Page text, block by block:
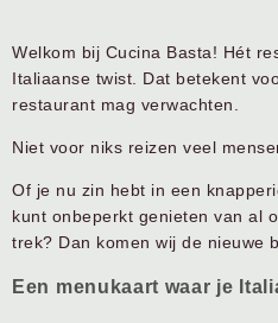
Welkom bij Cucina Basta! Hét
Italiaanse twist. Dat betekent
restaurant mag verwachten.
Niet voor niks reizen veel
Of je nu zin hebt in een
kunt onbeperkt genieten van al
trek? Dan komen wij de nieuwe
Een menukaart waar je